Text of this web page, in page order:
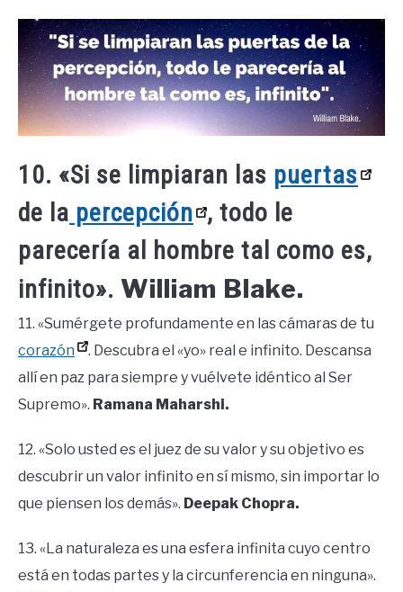
10. «Si se limpiaran las puertas
de la percepción , todo le
parecería al hombre tal como es,
infinito». William Blake.
11. «Sumérgete profundamente en las cámaras de tu
corazón
. Descubra el «yo» real e infinito. Descansa
allí en paz para siempre y vuélvete idéntico al Ser
Supremo». Ramana Maharshi.
12. «Solo usted es el juez de su valor y su objetivo es
descubrir un valor infinito en sí mismo, sin importar lo
que piensen los demás». Deepak Chopra.
13. «La naturaleza es una esfera infinita cuyo centro
está en todas partes y la circunferencia en ninguna».